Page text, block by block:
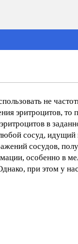
не
эритроцитов, то
эритроцитов в
сосуд,
сосудов,
особенно в
при этом у